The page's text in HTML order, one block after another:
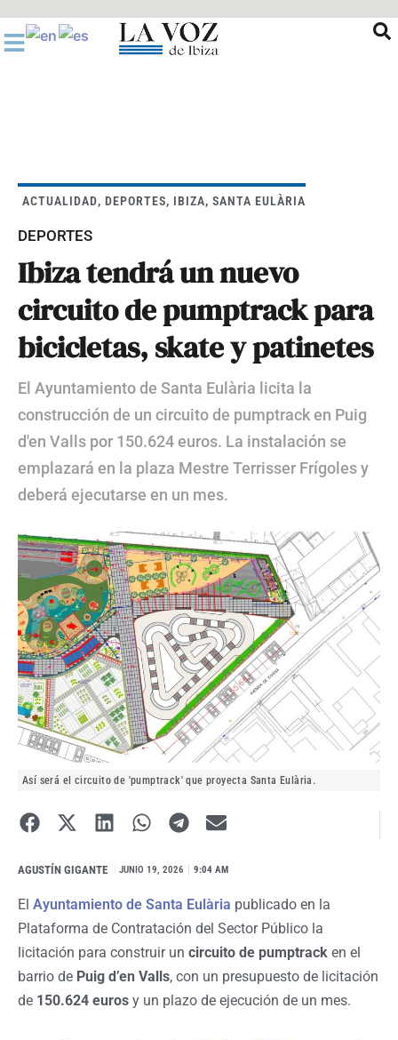
al
contenido
ACTUALIDAD, DEPORTES, IBIZA, SANTA EULÀRIA
DEPORTES
Ibiza tendrá un nuevo
circuito de pumptrack para
bicicletas, skate y patinetes
El Ayuntamiento de Santa Eulària licita la
construcción de un circuito de pumptrack en Puig
d'en Valls por 150.624 euros. La instalación se
emplazará en la plaza Mestre Terrisser Frígoles y
deberá ejecutarse en un mes.
Así será el circuito de 'pumptrack' que proyecta Santa Eulària.
AGUSTÍN GIGANTE JUNIO 19, 2026 9:04 AM
El Ayuntamiento de Santa Eulària publicado en la
Plataforma de Contratación del Sector Público la
licitación para construir un circuito de pumptrack en el
barrio de Puig d’en Valls, con un presupuesto de licitación
de 150.624 euros y un plazo de ejecución de un mes.